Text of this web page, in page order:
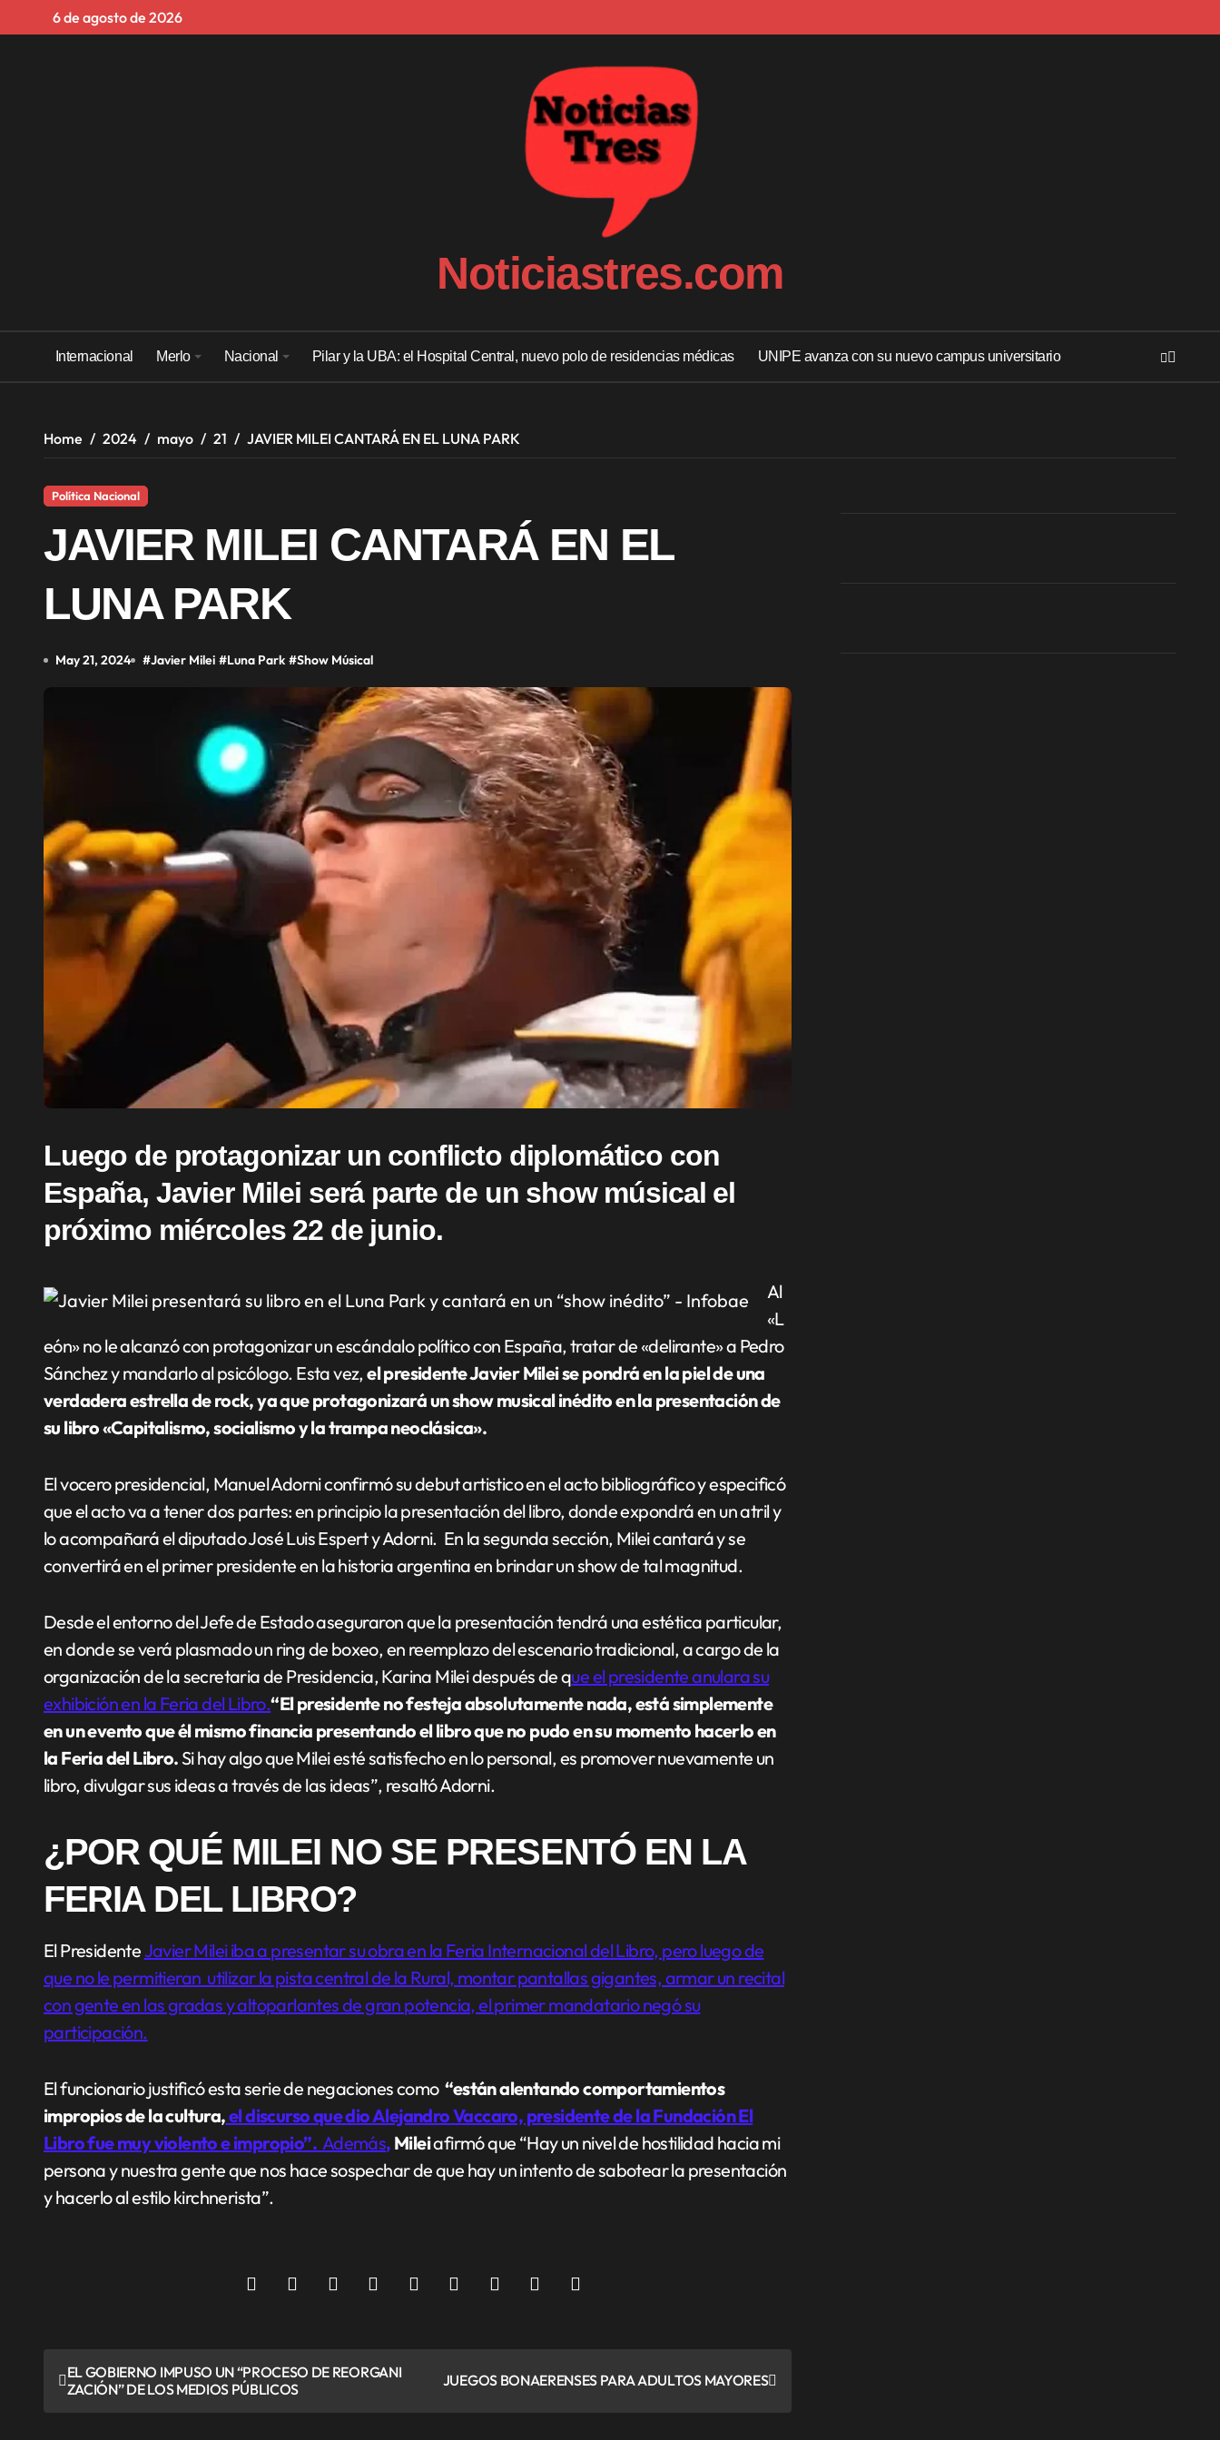
6 de agosto de 2026
Noticiastres.com
Internacional Merlo Nacional Pilar y la UBA: el Hospital Central, nuevo polo de residencias médicas UNIPE avanza con su nuevo campus universitario
Home 2024 mayo 21 JAVIER MILEI CANTARÁ EN EL LUNA PARK
Política Nacional
JAVIER MILEI CANTARÁ EN EL
LUNA PARK
May 21, 2024 #Javier Milei #Luna Park #Show Músical
Luego de protagonizar un conflicto diplomático con
España, Javier Milei será parte de un show músical el
próximo miércoles 22 de junio.
Al
«L
eón» no le alcanzó con protagonizar un escándalo político con España, tratar de «delirante» a Pedro
Sánchez y mandarlo al psicólogo. Esta vez,el presidente Javier Milei se pondrá en la piel de una
verdadera estrella de rock, ya que protagonizará un show musical inédito en la presentación de
su libro «Capitalismo, socialismo y la trampa neoclásica».
El vocero presidencial, Manuel Adorni confirmó su debut artistico en el acto bibliográfico y especificó
que el acto va a tener dos partes: en principio la presentación del libro, donde expondrá en un atril y
lo acompañará el diputado José Luis Espert y Adorni. En la segunda sección, Milei cantará y se
convertirá en el primer presidente en la historia argentina en brindar un show de tal magnitud.
Desde el entorno del Jefe de Estado aseguraron que la presentación tendrá una estética particular,
en donde se verá plasmado un ring de boxeo, en reemplazo del escenario tradicional, a cargo de la
organización de la secretaria de Presidencia, Karina Milei después de que el presidente anulara su
exhibición en la Feria del Libro.“El presidente no festeja absolutamente nada, está simplemente
en un evento que él mismo financia presentando el libro que no pudo en su momento hacerlo en
la Feria del Libro. Si hay algo que Milei esté satisfecho en lo personal, es promover nuevamente un
libro, divulgar sus ideas a través de las ideas”, resaltó Adorni.
¿POR QUÉ MILEI NO SE PRESENTÓ EN LA
FERIA DEL LIBRO?
El PresidenteJavier Milei iba a presentar su obra en la Feria Internacional del Libro, pero luego de
que no le permitieran utilizar la pista central de la Rural, montar pantallas gigantes, armar un recital
con gente en las gradas y altoparlantes de gran potencia, el primer mandatario negó su
participación.
El funcionario justificó esta serie de negaciones como “están alentando comportamientos
impropios de la cultura,el discurso que dio Alejandro Vaccaro, presidente de la Fundación El
Libro fue muy violento e impropio”. Además, Mileiafirmó que “Hay un nivel de hostilidad hacia mi
persona y nuestra gente que nos hace sospechar de que hay un intento de sabotear la presentación
y hacerlo al estilo kirchnerista”.
N EL GOBIERNO IMPUSO UN “PROCESO DE REORGANI
ZACIÓN” DE LOS MEDIOS PÚBLICOS
JUEGOS BONAERENSES PARA ADULTOS MAYORES